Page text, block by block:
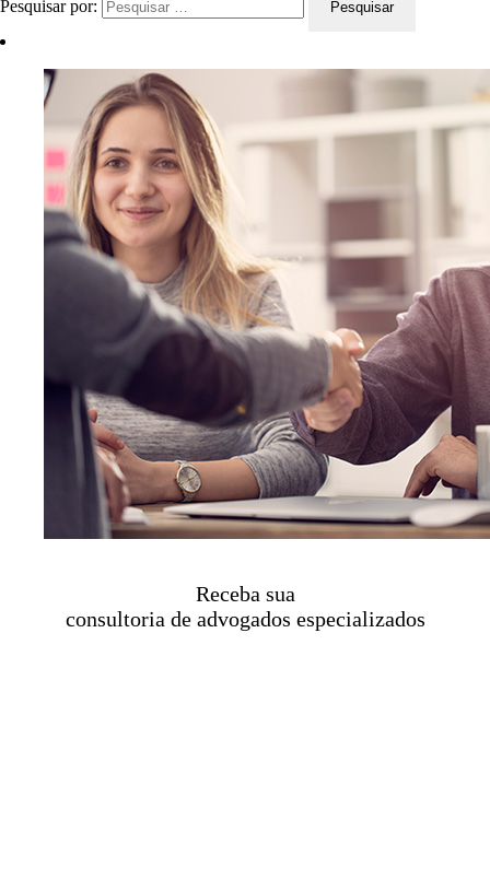
Pesquisar por:
Receba sua
consultoria de advogados especializados